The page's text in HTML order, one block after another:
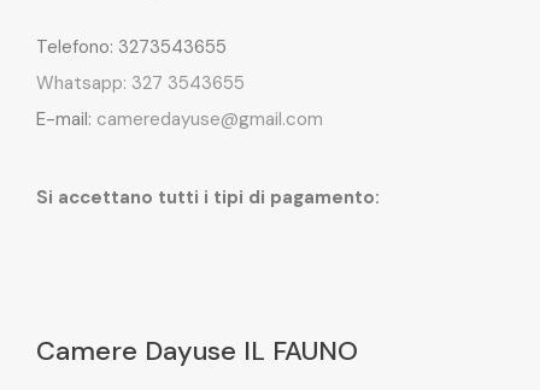
Telefono: 3273543655
Whatsapp: 327 3543655
E-mail: cameredayuse@gmail.com
Si accettano tutti i tipi di pagamento:
Camere Dayuse IL FAUNO